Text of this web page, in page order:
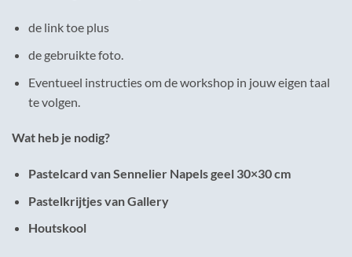
de link toe plus
de gebruikte foto.
Eventueel instructies om de workshop in jouw eigen taal
te volgen.
Wat heb je nodig?
Pastelcard van Sennelier Napels geel 30×30 cm
Pastelkrijtjes van Gallery
Houtskool